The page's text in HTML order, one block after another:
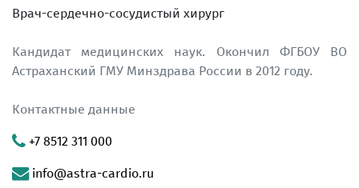
Врач-сердечно-сосудистый хирург
Кандидат медицинских наук. Окончил ФГБОУ ВО
Астраханский ГМУ Минздрава России в 2012 году.
Контактные данные
+7 8512 311 000
info@astra-cardio.ru